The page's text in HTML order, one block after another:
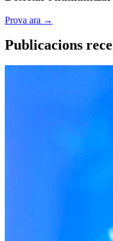
Prova ara →
Publicacions